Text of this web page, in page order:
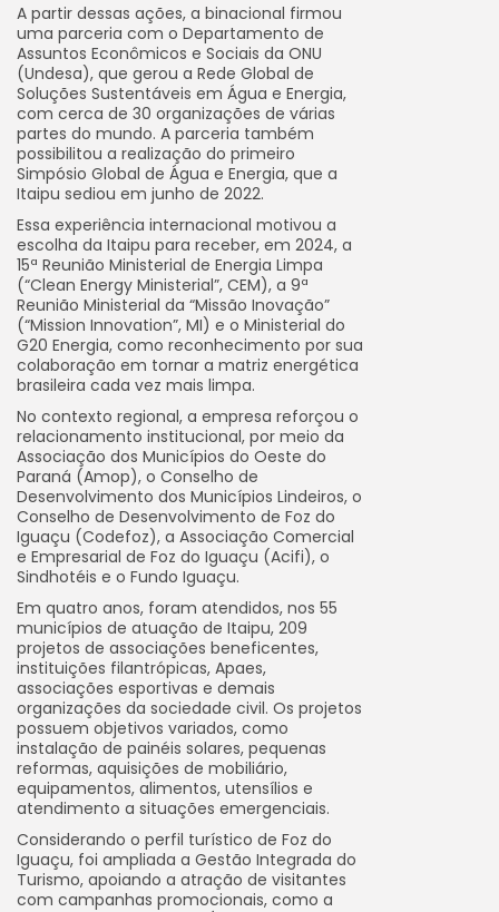
A partir dessas ações, a binacional firmou
uma parceria com o Departamento de
Assuntos Econômicos e Sociais da ONU
(Undesa), que gerou a Rede Global de
Soluções Sustentáveis em Água e Energia,
com cerca de 30 organizações de várias
partes do mundo. A parceria também
possibilitou a realização do primeiro
Simpósio Global de Água e Energia, que a
Itaipu sediou em junho de 2022.
Essa experiência internacional motivou a
escolha da Itaipu para receber, em 2024, a
15ª Reunião Ministerial de Energia Limpa
(“Clean Energy Ministerial”, CEM), a 9ª
Reunião Ministerial da “Missão Inovação”
(“Mission Innovation”, MI) e o Ministerial do
G20 Energia, como reconhecimento por sua
colaboração em tornar a matriz energética
brasileira cada vez mais limpa.
No contexto regional, a empresa reforçou o
relacionamento institucional, por meio da
Associação dos Municípios do Oeste do
Paraná (Amop), o Conselho de
Desenvolvimento dos Municípios Lindeiros, o
Conselho de Desenvolvimento de Foz do
Iguaçu (Codefoz), a Associação Comercial
e Empresarial de Foz do Iguaçu (Acifi), o
Sindhotéis e o Fundo Iguaçu.
Em quatro anos, foram atendidos, nos 55
municípios de atuação de Itaipu, 209
projetos de associações beneficentes,
instituições filantrópicas, Apaes,
associações esportivas e demais
organizações da sociedade civil. Os projetos
possuem objetivos variados, como
instalação de painéis solares, pequenas
reformas, aquisições de mobiliário,
equipamentos, alimentos, utensílios e
atendimento a situações emergenciais.
Considerando o perfil turístico de Foz do
Iguaçu, foi ampliada a Gestão Integrada do
Turismo, apoiando a atração de visitantes
com campanhas promocionais, como a